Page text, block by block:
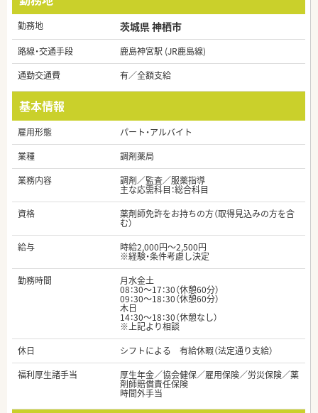
勤務地 茨城県 神栖市
路線・交通手段
鹿島神宮駅 (JR鹿島線)
通勤交通費
有／全額支給
基本情報
雇用形態
パート・アルバイト
業種
調剤薬局
業務内容
調剤／監査／服薬指導
主な応需科目：総合科目
資格
薬剤師免許をお持ちの方（取得見込みの方を含
む）
給与
時給2,000円～2,500円
※経験・条件考慮し決定
勤務時間
月水金土
08：30～17：30（休憩60分）
09：30～18：30（休憩60分）
木日
14：30～18：30（休憩なし）
※上記より相談
休日
シフトによる 有給休暇（法定通り支給）
福利厚生諸手当
厚生年金／協会健保／雇用保険／労災保険／薬
剤師賠償責任保険
時間外手当